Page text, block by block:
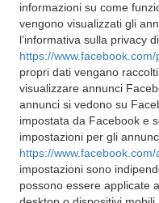
informazioni su come
vengono visualizzati gli
l’informativa sulla privacy
https://www.facebook.com/
propri dati vengano
visualizzare annunci
annunci si vedono su
impostata da Facebook e
impostazioni per gli
https://
impostazioni sono
possono essere applicate